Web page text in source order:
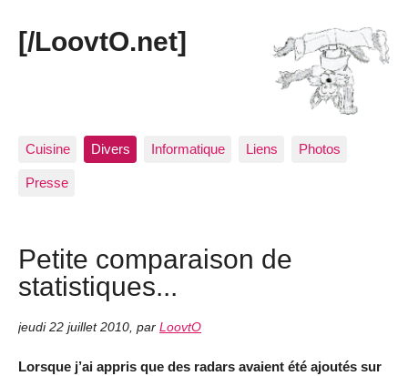
[/LoovtO.net]
Cuisine Divers Informatique Liens Photos
Presse
Petite comparaison de
statistiques...
jeudi 22 juillet 2010 par LoovtO
Lorsque j’ai appris que des radars avaient été ajoutés sur